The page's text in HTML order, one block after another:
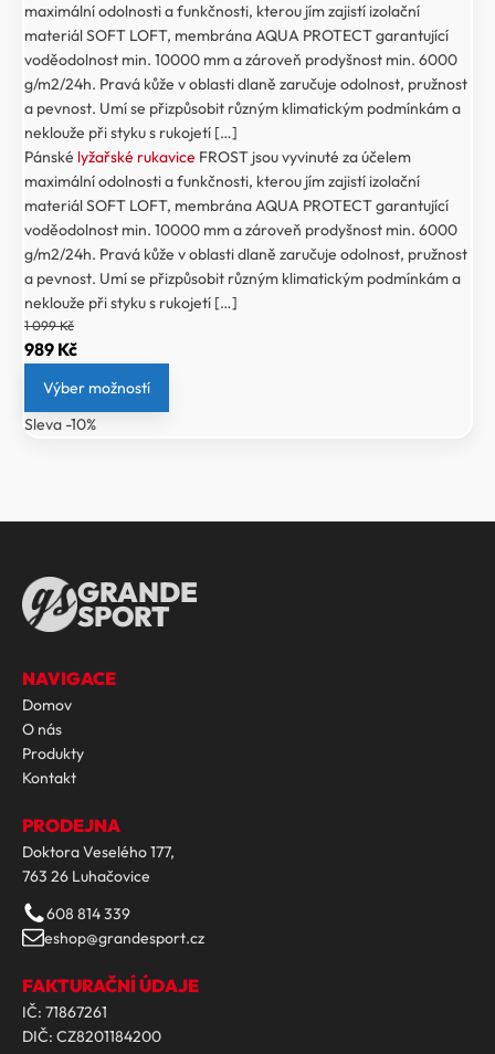
maximální odolnosti a funkčnosti, kterou jím zajistí izolační
materiál SOFT LOFT, membrána AQUA PROTECT garantující
voděodolnost min. 10000 mm a zároveň prodyšnost min. 6000
g/m2/24h. Pravá kůže v oblasti dlaně zaručuje odolnost, pružnost
a pevnost. Umí se přizpůsobit různým klimatickým podmínkám a
neklouže při styku s rukojetí […]
Pánské lyžařské rukavice FROST jsou vyvinuté za účelem
maximální odolnosti a funkčnosti, kterou jím zajistí izolační
materiál SOFT LOFT, membrána AQUA PROTECT garantující
voděodolnost min. 10000 mm a zároveň prodyšnost min. 6000
g/m2/24h. Pravá kůže v oblasti dlaně zaručuje odolnost, pružnost
a pevnost. Umí se přizpůsobit různým klimatickým podmínkám a
neklouže při styku s rukojetí […]
1 099Kč
Původní
cena
byla:
1
989 KčAktuální
cena
989 Kč.
Výber možností
Sleva -10%
GRANDE
SPORT
NAVIGACE
Domov
O nás
Produkty
Kontakt
PRODEJNA
Doktora Veselého 177,
763 26 Luhačovice
608 814 339
eshop@grandesport.cz
FAKTURAČNÍ ÚDAJE
IČ: 71867261
DIČ: CZ8201184200